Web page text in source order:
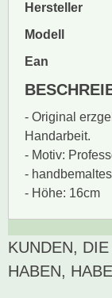
Hersteller
Modell
Ean
- Original
Handarbeit.
- Motiv:
-
- Höhe: 16cm
Zur Zeit gibt es
KUNDEN,
HABEN,